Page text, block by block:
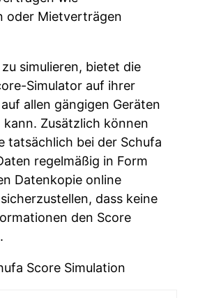
oder Mietverträgen
simulieren, bietet die
Simulator auf ihrer
allen gängigen Geräten
Zusätzlich können
tatsächlich bei der Schufa
regelmäßig in Form
Datenkopie online
dass keine
den Score